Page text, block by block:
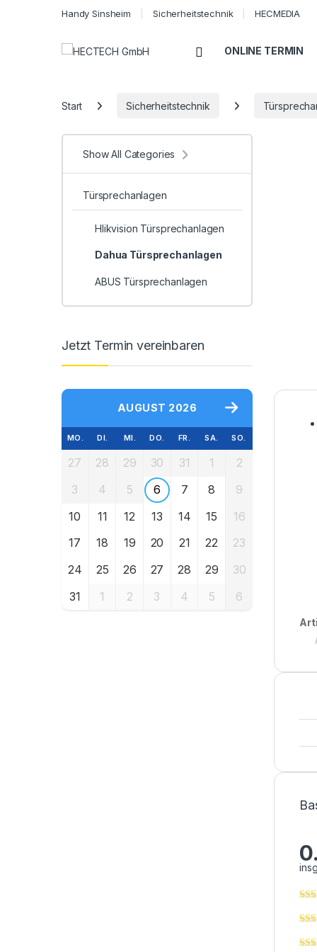
Handy Sinsheim Sicherheitstechnik HECMEDIA
Open ONLINE TERMIN
Start Sicherheitstechnik
Show All Categories
Türsprechanlagen
HIikvision Türsprechanlagen
Dahua Türsprechanlagen
ABUS Türsprechanlagen
Jetzt Termin vereinbaren
AUGUST 2026
MO. DI. MI. DO. FR. SA. SO.
27 28 29 30 31 1
2
3
4 5 6 7 8
9
10
11 12 13 14 15
16
17
18 19 20 21 22
23
24
25 26 27 28 29
30
31
1 2 3 4 5 6